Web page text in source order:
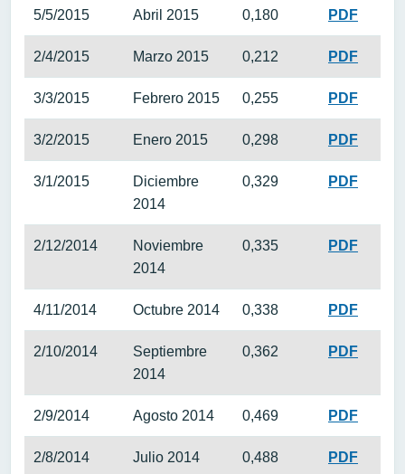
5/5/2015 Abril 2015 0,180 PDF
2/4/2015 Marzo 2015 0,212 PDF
3/3/2015 Febrero 2015 0,255 PDF
3/2/2015 Enero 2015 0,298 PDF
3/1/2015
Diciembre
2014
0,329 PDF
2/12/2014
Noviembre
2014
0,335 PDF
4/11/2014 Octubre 2014 0,338 PDF
2/10/2014
Septiembre
2014
0,362 PDF
2/9/2014 Agosto 2014 0,469 PDF
2/8/2014 Julio 2014 0,488 PDF